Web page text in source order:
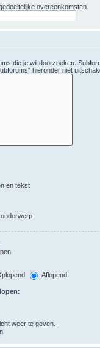
overeenkomsten.
die je wil doorzoeken.
hieronder niet
en tekst
Aflopend
weer te geven.